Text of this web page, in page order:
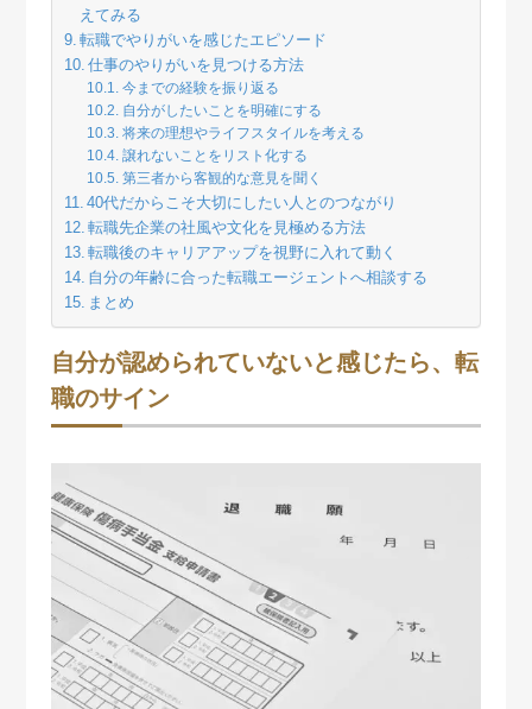
えてみる
転職でやりがいを感じたエピソード
仕事のやりがいを見つける方法
今までの経験を振り返る
自分がしたいことを明確にする
将来の理想やライフスタイルを考える
譲れないことをリスト化する
第三者から客観的な意見を聞く
40代だからこそ大切にしたい人とのつながり
転職先企業の社風や文化を見極める方法
転職後のキャリアアップを視野に入れて動く
自分の年齢に合った転職エージェントへ相談する
まとめ
自分が認められていないと感じたら、転
職のサイン